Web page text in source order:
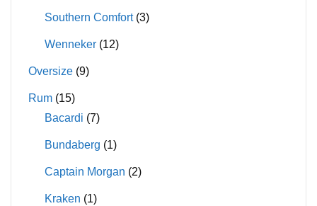
Southern Comfort (3)
Wenneker (12)
Oversize (9)
Rum (15)
Bacardi (7)
Bundaberg (1)
Captain Morgan (2)
Kraken (1)